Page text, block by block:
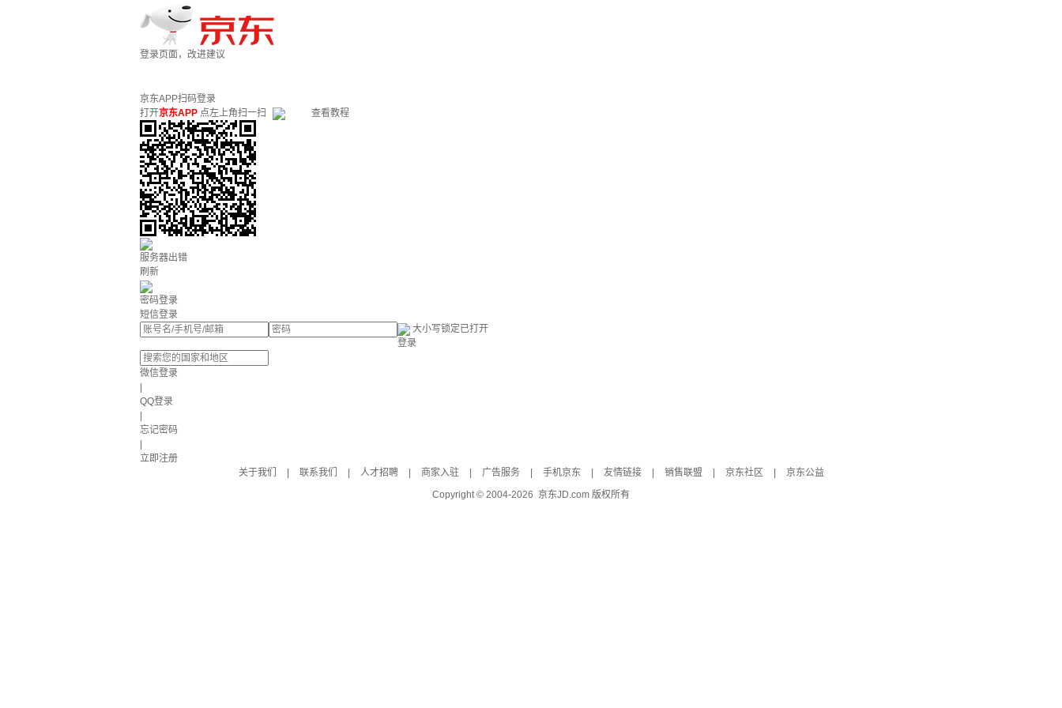
登录页面，改进建议
京东APP扫码登录
打开京东APP 点左上角扫一扫 查看教程
服务器出错
刷新
密码登录
短信登录
大小写锁定已打开
登录
微信登录
QQ登录
忘记密码
立即注册
关于我们
联系我们 人才招聘 商家入驻 广告服务 手机京东 友情链接 销售联盟 京东社区
京东公益
Copyright © 2004-2026 京东JD.com 版权所有